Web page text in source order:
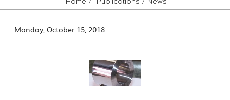
Home Publications News
Monday, October 15, 2018